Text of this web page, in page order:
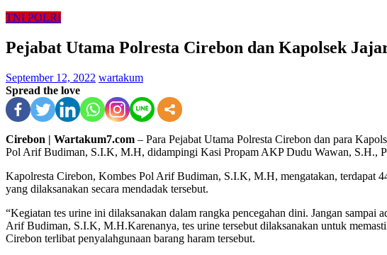
TNI POLRI
Pejabat Utama Polresta Cirebon dan Kapolsek
September 12, 2022 wartakum
Spread the love
Cirebon | Wartakum7.com – Para Pejabat Utama Polresta Cirebon dan para
Pol Arif Budiman, S.I.K, M.H, didampingi Kasi Propam AKP Dudu Wawan, S.H.,
Kapolresta Cirebon, Kombes Pol Arif Budiman, S.I.K, M.H, mengatakan, terdapat
yang dilaksanakan secara mendadak tersebut.
“Kegiatan tes urine ini dilaksanakan dalam rangka pencegahan dini. Jangan
Arif Budiman, S.I.K, M.H.Karenanya, tes urine tersebut dilaksanakan untuk
Cirebon terlibat penyalahgunaan barang haram tersebut.